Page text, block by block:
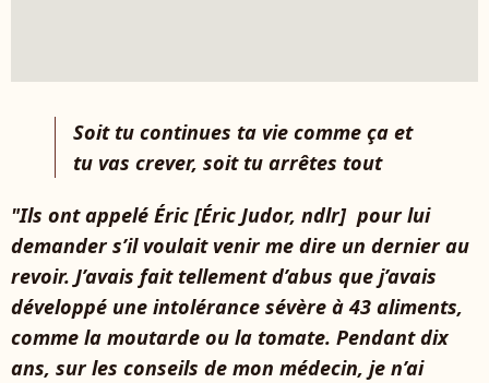
Soit tu continues ta vie comme ça et
tu vas crever, soit tu arrêtes tout
"Ils ont appelé Éric [Éric Judor, ndlr] pour lui
demander s’il voulait venir me dire un dernier au
revoir. J’avais fait tellement d’abus que j’avais
développé une intolérance sévère à 43 aliments,
comme la moutarde ou la tomate. Pendant dix
ans, sur les conseils de mon médecin, je n’ai